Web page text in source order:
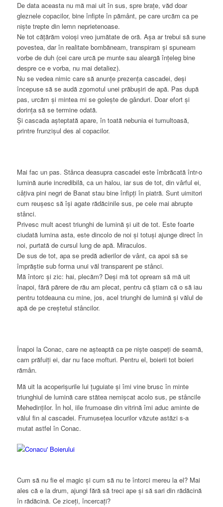
De data aceasta nu mă mai uit în sus, spre brațe, văd doar
gleznele copacilor, bine înfipte în pământ, pe care urcăm ca pe
niște trepte din lemn neprietenoase.
Ne tot cățărăm voioși vreo jumătate de oră. Așa ar trebui să sune
povestea, dar în realitate bombăneam, transpiram și spuneam
vorbe de duh (cei care urcă pe munte sau aleargă înțeleg bine
despre ce e vorba, nu mai detaliez).
Nu se vedea nimic care să anunțe prezența cascadei, deși
începuse să se audă zgomotul unei prăbușiri de apă. Pas după
pas, urcăm și mintea mi se golește de gânduri. Doar efort și
dorința să se termine odată.
Și cascada așteptată apare, în toată nebunia ei tumultoasă,
printre frunzișul des al copacilor.
Mai fac un pas. Stânca deasupra cascadei este îmbrăcată într-o
lumină aurie incredibilă, ca un halou, iar sus de tot, din vârful ei,
câțiva pini negri de Banat stau bine înfipți în piatră. Sunt uimitori
cum reușesc să își agate rădăcinile sus, pe cele mai abrupte
stânci.
Privesc mult acest triunghi de lumină și uit de tot. Este foarte
ciudată lumina asta, este dincolo de noi și totuși ajunge direct în
noi, purtată de cursul lung de apă. Miraculos.
De sus de tot, apa se predă adierilor de vânt, ca apoi să se
împrăștie sub forma unui văl transparent pe stânci.
Mă întorc și zic: hai, plecăm? Deși mă tot opream să mă uit
înapoi, fără părere de rău am plecat, pentru că știam că o să iau
pentru totdeauna cu mine, jos, acel triunghi de lumină și vălul de
apă de pe creștetul stâncilor.
Înapoi la Conac, care ne așteaptă ca pe niște oaspeți de seamă,
cam prăfuiți ei, dar nu face mofturi. Pentru el, boierii tot boieri
rămân.
Mă uit la acoperișurile lui țuguiate și îmi vine brusc în minte
triunghiul de lumină care stătea nemișcat acolo sus, pe stâncile
Mehedinților. În hol, iile frumoase din vitrină îmi aduc aminte de
vălul fin al cascadei. Frumusețea locurilor văzute astăzi s-a
mutat astfel în Conac.
Cum să nu fie el magic și cum să nu te întorci mereu la el? Mai
ales că e la drum, ajungi fără să treci ape și să sari din rădăcină
în rădăcină. Ce ziceți, încercați?